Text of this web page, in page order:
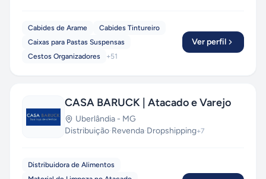
Suporte ao Parceiro:Atendimento
personalizado e suporte técnico para ajudar
você a maximizar suas vendas.
Cabides de Arame
Cabides Tintureiro
Caixas para Pastas Suspensas
Cestos Organizadores
+51
Ver perfil
CASA BARUCK | Atacado e Varejo
Uberlândia - MG
Distribuição·Revenda·Dropshipping+7
Distribuidora de Alimentos